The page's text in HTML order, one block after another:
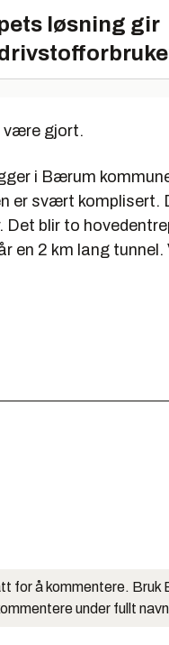
løsning gir
være gjort.
i Bærum
er svært komplisert.
Det blir to
en 2 km lang
for å kommentere. Bruk
under fullt